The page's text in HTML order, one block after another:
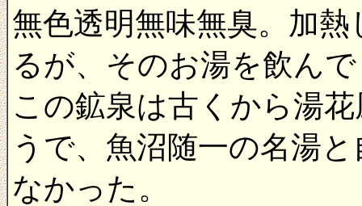
無色透明無味無臭。加
るが、そのお湯を飲ん
この鉱泉は古くから湯
うで、魚沼随一の名湯
なかった。